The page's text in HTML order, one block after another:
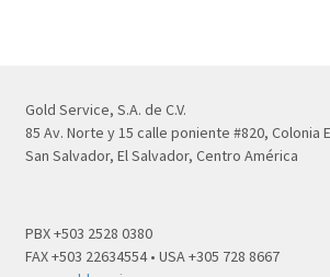
Gold Service, S.A. de C.V.
85 Av. Norte y 15 calle poniente #820, Colonia
San Salvador, El Salvador, Centro América
PBX +503 2528 0380
FAX +503 22634554 • USA +305 728 8667